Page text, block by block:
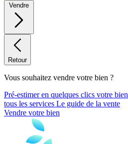
Vendre
Retour
Vous souhaitez vendre votre bien ?
Pré-estimer en quelques clics votre bien
tous les services Le guide de la vente
Vendre votre bien